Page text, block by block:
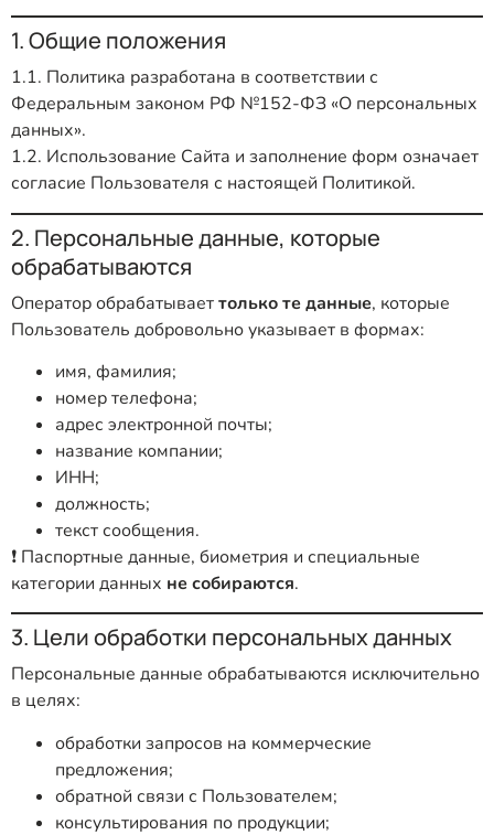
1. Общие положения
1.1. Политика разработана в соответствии с
Федеральным законом РФ №152-ФЗ «О персональных
данных».
1.2. Использование Сайта и заполнение форм означает
согласие Пользователя с настоящей Политикой.
2. Персональные данные, которые
обрабатываются
Оператор обрабатываеттолько те данные, которые
Пользователь добровольно указывает в формах:
имя, фамилия;
номер телефона;
адрес электронной почты;
название компании;
ИНН;
должность;
текст сообщения.
❗ Паспортные данные, биометрия и специальные
категории данных не собираются.
3. Цели обработки персональных данных
Персональные данные обрабатываются исключительно
в целях:
обработки запросов на коммерческие
предложения;
обратной связи с Пользователем;
консультирования по продукции;